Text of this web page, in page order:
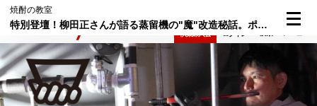
焼酎の教室
特別登壇！柳田正さんが語る蒸留機の"魔"改造秘話。ポップコーンのように芳ばしい麦焼酎「赤鹿毛」はこうして生まれた！【焼酎の教室・第2回／2限目（前篇）】